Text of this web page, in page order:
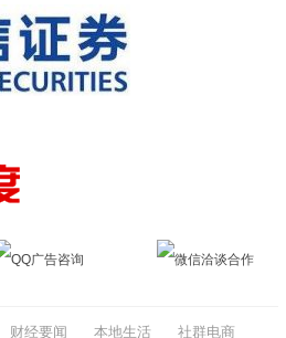
QQ广告咨询 微信洽谈合作
财经要闻 本地生活 社群电商